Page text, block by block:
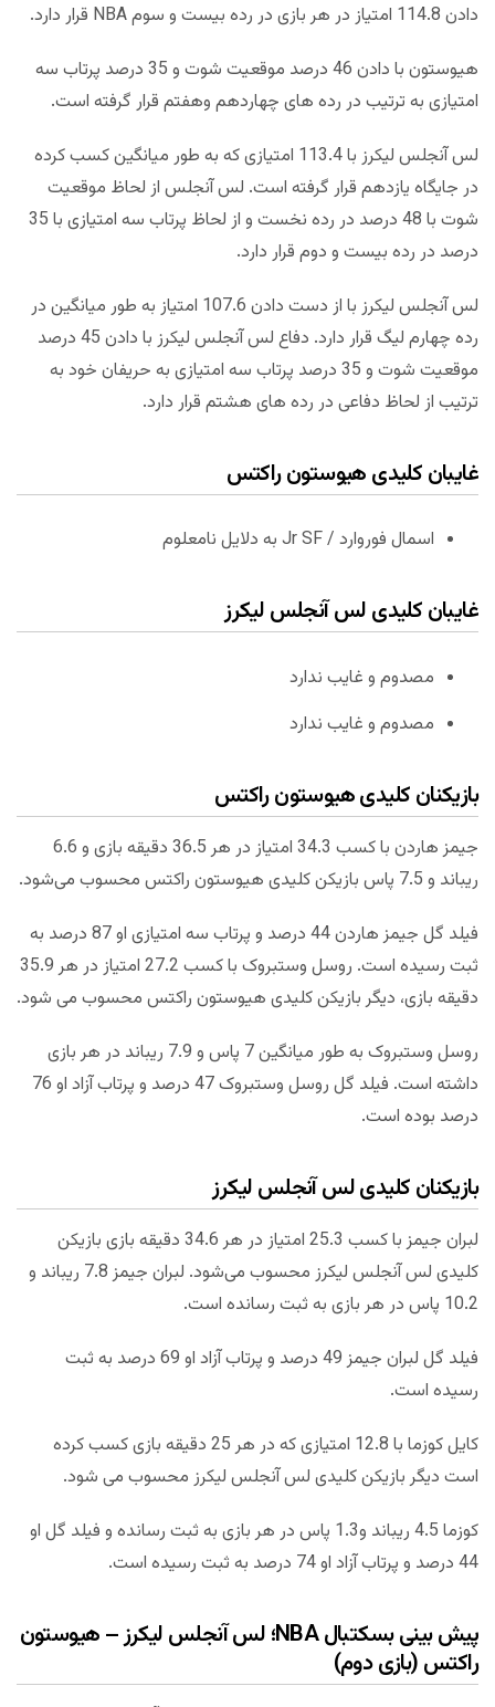
دادن 114.8 امتیاز در هر بازی در رده بیست و سوم NBA قرار دارد.
هیوستون با دادن 46 درصد موقعیت شوت و 35 درصد پرتاب سه
امتیازی به ترتیب در رده های چهاردهم وهفتم قرار گرفته است.
لس آنجلس لیکرز با 113.4 امتیازی که به طور میانگین کسب کرده
در جایگاه یازدهم قرار گرفته است. لس آنجلس از لحاظ موقعیت
شوت با 48 درصد در رده نخست و از لحاظ پرتاب سه امتیازی با 35
درصد در رده بیست و دوم قرار دارد.
لس آنجلس لیکرز با از دست دادن 107.6 امتیاز به طور میانگین در
رده چهارم لیگ قرار دارد. دفاع لس آنجلس لیکرز با دادن 45 درصد
موقعیت شوت و 35 درصد پرتاب سه امتیازی به حریفان خود به
ترتیب از لحاظ دفاعی در رده های هشتم قرار دارد.
غایبان کلیدی هیوستون راکتس
اسمال فوروارد / Jr SF به دلایل نامعلوم
غایبان کلیدی لس آنجلس لیکرز
مصدوم و غایب ندارد
مصدوم و غایب ندارد
بازیکنان کلیدی هیوستون راکتس
جیمز هاردن با کسب 34.3 امتیاز در هر 36.5 دقیقه بازی و 6.6
ریباند و 7.5 پاس بازیکن کلیدی هیوستون راکتس محسوب می‌شود.
فیلد گل جیمز هاردن 44 درصد و پرتاب سه امتیازی او 87 درصد به
ثبت رسیده است. روسل وستبروک با کسب 27.2 امتیاز در هر 35.9
دقیقه بازی، دیگر بازیکن کلیدی هیوستون راکتس محسوب می شود.
روسل وستبروک به طور میانگین 7 پاس و 7.9 ریباند در هر بازی
داشته است. فیلد گل روسل وستبروک 47 درصد و پرتاب آزاد او 76
درصد بوده است.
بازیکنان کلیدی لس آنجلس لیکرز
لبران جیمز با کسب 25.3 امتیاز در هر 34.6 دقیقه بازی بازیکن
کلیدی لس آنجلس لیکرز محسوب می‌شود. لبران جیمز 7.8 ریباند و
10.2 پاس در هر بازی به ثبت رسانده است.
فیلد گل لبران جیمز 49 درصد و پرتاب آزاد او 69 درصد به ثبت
رسیده است.
کایل کوزما با 12.8 امتیازی که در هر 25 دقیقه بازی کسب کرده
است دیگر بازیکن کلیدی لس آنجلس لیکرز محسوب می شود.
کوزما 4.5 ریباند و1.3 پاس در هر بازی به ثبت رسانده و فیلد گل او
44 درصد و پرتاب آزاد او 74 درصد به ثبت رسیده است.
پیش بینی بسکتبال NBA؛ لس آنجلس لیکرز – هیوستون
راکتس (بازی دوم)